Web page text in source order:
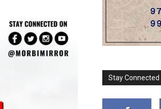
Stay Connected